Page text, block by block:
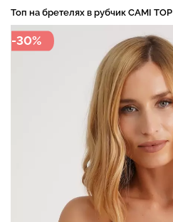
Топ на бретелях в рубчик CAMI
-30%